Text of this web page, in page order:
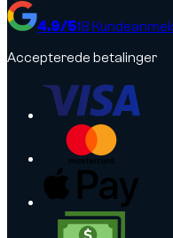
4.9/518
Accepterede betalinger